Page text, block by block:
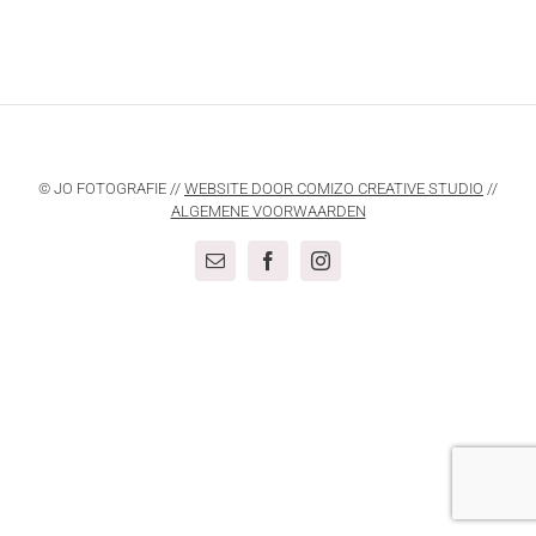
© JO FOTOGRAFIE // WEBSITE DOOR COMIZO CREATIVE STUDIO //
ALGEMENE VOORWAARDEN
E-
FacebookInstagram